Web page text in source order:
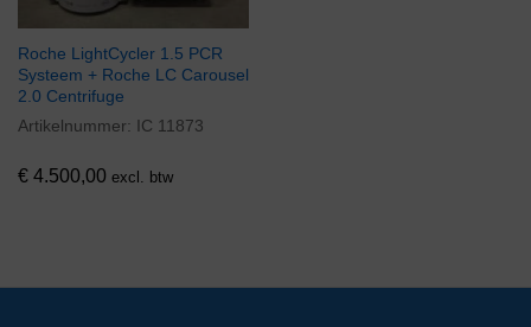
Roche LightCycler 1.5 PCR
Systeem + Roche LC Carousel
2.0 Centrifuge
Artikelnummer: IC 11873
€ 4.500,00 excl. btw